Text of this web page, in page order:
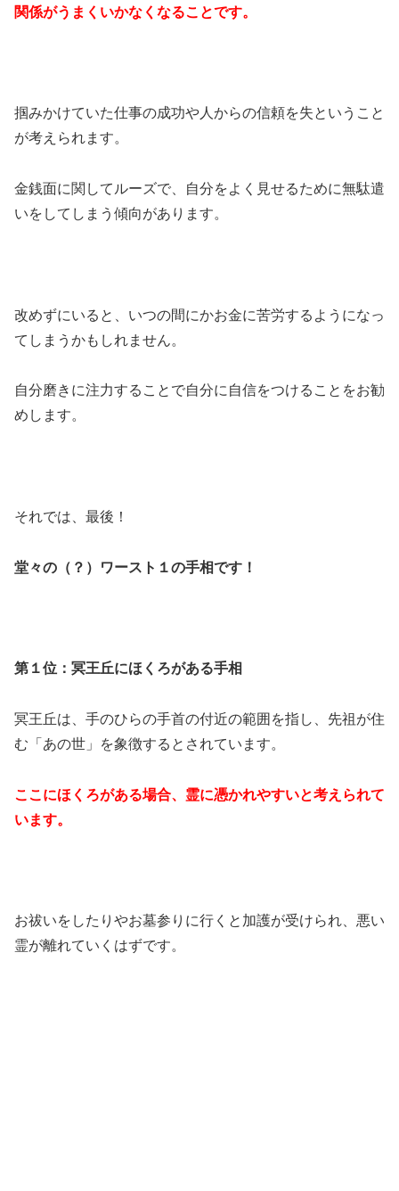
関係がうまくいかなくなることです。
掴みかけていた仕事の成功や人からの信頼を失ということ
が考えられます。
金銭面に関してルーズで、自分をよく見せるために無駄遣
いをしてしまう傾向があります。
改めずにいると、いつの間にかお金に苦労するようになっ
てしまうかもしれません。
自分磨きに注力することで自分に自信をつけることをお勧
めします。
それでは、最後！
堂々の（？）ワースト１の手相です！
第１位：冥王丘にほくろがある手相
冥王丘は、手のひらの手首の付近の範囲を指し、先祖が住
む「あの世」を象徴するとされています。
ここにほくろがある場合、霊に憑かれやすいと考えられて
います。
お祓いをしたりやお墓参りに行くと加護が受けられ、悪い
霊が離れていくはずです。